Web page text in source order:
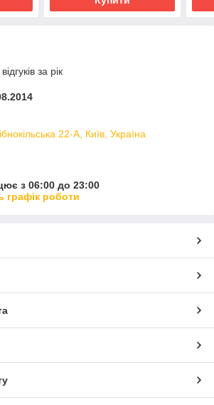
за рік
22-А, Київ, Україна
з 06:00 до 23:00
графік роботи